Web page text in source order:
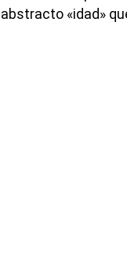
abstracto «idad»